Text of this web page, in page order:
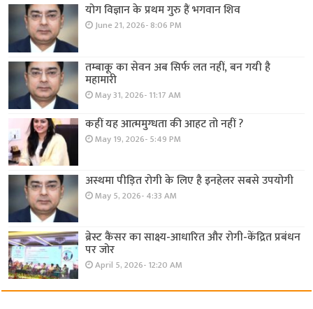
योग विज्ञान के प्रथम गुरु हैं भगवान शिव
June 21, 2026- 8:06 PM
तम्बाकू का सेवन अब सिर्फ लत नहीं, बन गयी है
महामारी
May 31, 2026- 11:17 AM
कहीं यह आत्ममुग्धता की आहट तो नहीं ?
May 19, 2026- 5:49 PM
अस्थमा पीड़ित रोगी के लिए है इनहेलर सबसे उपयोगी
May 5, 2026- 4:33 AM
ब्रेस्ट कैंसर का साक्ष्य-आधारित और रोगी-केंद्रित प्रबंधन
पर जोर
April 5, 2026- 12:20 AM